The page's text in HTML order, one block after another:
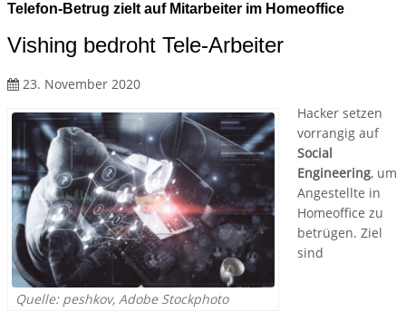
Telefon-Betrug zielt auf Mitarbeiter im Homeoffice
Vishing bedroht Tele-Arbeiter
23. November 2020
Quelle: peshkov, Adobe Stockphoto
Hacker setzen
vorrangig auf
Social
Engineering, um
Angestellte in
Homeoffice zu
betrügen. Ziel
sind